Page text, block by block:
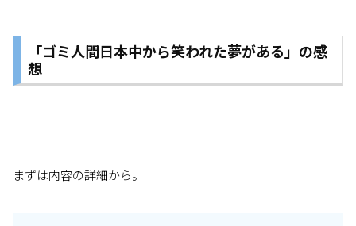
「ゴミ人間日本中から笑われた夢がある」の感
想
まずは内容の詳細から。